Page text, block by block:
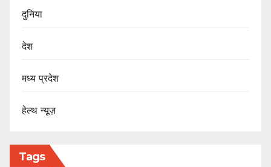
दुनिया
देश
मध्य प्रदेश
हेल्थ न्यूज़
Tags